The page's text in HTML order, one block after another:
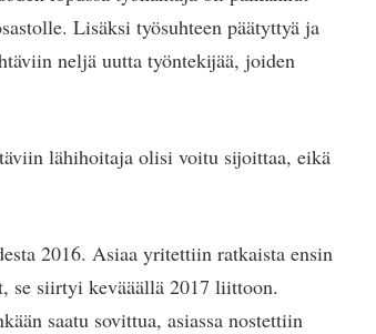
Lisäksi työsuhteen päätyttyä ja
neljä uutta työntekijää, joiden
lähihoitaja olisi voitu sijoittaa, eikä
2016. Asiaa yritettiin ratkaista ensin
se siirtyi kevääällä 2017 liittoon.
saatu sovittua, asiassa nostettiin